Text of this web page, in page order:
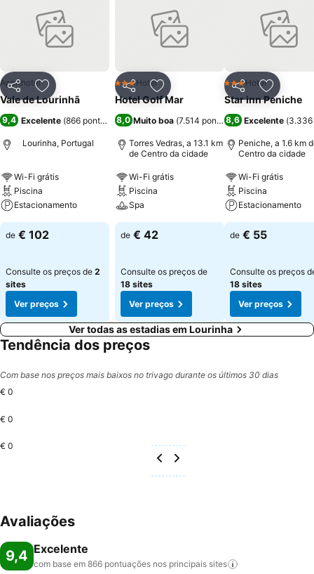
PartilharAdicionar aos favoritos
Aparthotel
Vale de Lourinhã
9,4 Excelente (866 pontuações)
Lourinha, Portugal
Wi-Fi grátis
Piscina
Estacionamento
de € 102
Consulte os preços de 2
sites
Ver preços
PartilharAdicionar aos favoritos
3 Estrelas
Hotel
Hotel Golf Mar
8,0 Muito boa (7.514 pontuações)
Torres Vedras, a 13.1 km
de Centro da cidade
Wi-Fi grátis
Piscina
Spa
de € 42
Consulte os preços de
18 sites
Ver preços
Partilhar
3 Estrelas
Hotel
Star inn Peniche
8,6 Excelente (3.336
Peniche, a 1.6 km
Centro da cidade
Wi-Fi grátis
Piscina
Estacionamento
de € 55
Consulte os preços
18 sites
Ver preços
Ver todas as estadias em Lourinha
Tendência dos preços
Com base nos preços mais baixos no trivago durante os últimos 30 dias
€ 0
€ 0
€ 0
Avaliações
9,4 Excelente
com base em 866 pontuações nos principais sites